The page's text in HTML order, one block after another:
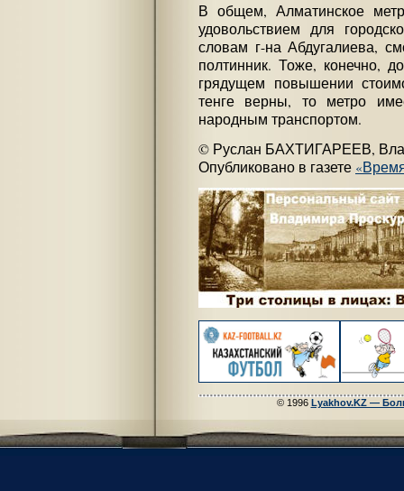
В общем, Алматинское
удовольствием для
словам г-на Абдугалиева,
полтинник. Тоже, конечно,
грядущем повышении
тенге верны, то метро
народным транспортом.
© Руслан БАХТИГАРЕЕВ,
Опубликовано в газете
© 1996 Lyakhov.KZ —